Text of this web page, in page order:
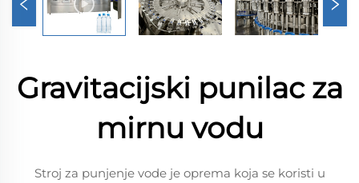
Gravitacijski punilac za
mirnu vodu
Stroj za punjenje vode je oprema koja se koristi u